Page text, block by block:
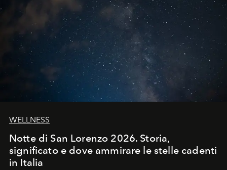
WELLNESS
Notte di San Lorenzo 2026. Storia,
significato e dove ammirare le stelle cadenti
in Italia